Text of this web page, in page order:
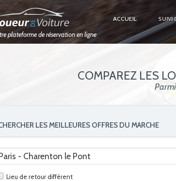
ACCUEIL SUIVI
plateforme de réservation en ligne
COMPAREZ LES
LES MEILLEURES OFFRES DU MARCHE
Lieu de retour différent